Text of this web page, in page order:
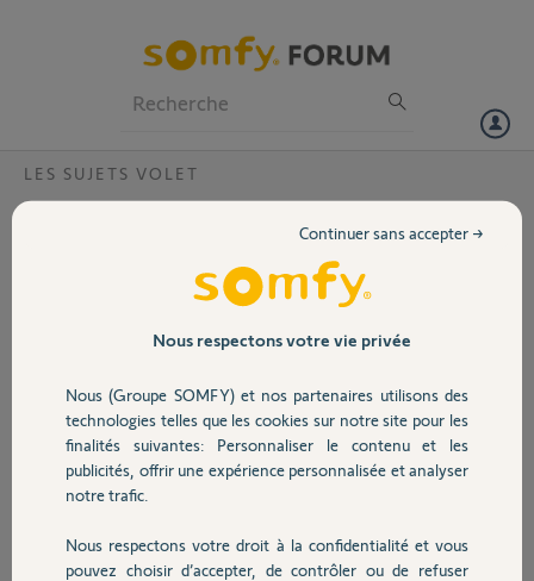
Volet
Sécurité
Domotique
Chauffage
LES SUJETS VOLET
Comment changer de compte sur TaHoma
Je souhaite changer de compte sur ma box TaHoma, je n’ai plus accès
Merci de votre aide
Maxime L.
il y a presque 3 ans
Participer au fil de discussion
Nous respectons votre vie privée
Nous (Groupe SOMFY) et nos partenaires utilisons des
technologies telles que les cookies sur notre site pour les
finalités suivantes: Personnaliser le contenu et les
publicités, offrir une expérience personnalisée et analyser
notre trafic.
Nous respectons votre droit à la confidentialité et vous
pouvez choisir d’accepter, de contrôler ou de refuser
Continuer sans accepter →